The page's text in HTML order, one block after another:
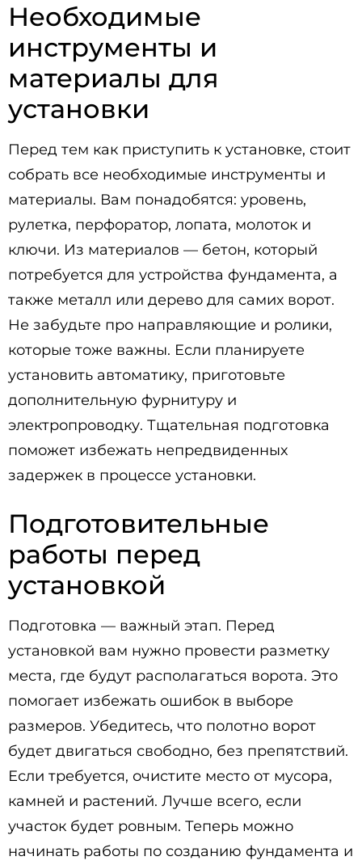
Необходимые
инструменты и
материалы для
установки
Перед тем как приступить к установке, стоит
собрать все необходимые инструменты и
материалы. Вам понадобятся: уровень,
рулетка, перфоратор, лопата, молоток и
ключи. Из материалов — бетон, который
потребуется для устройства фундамента, а
также металл или дерево для самих ворот.
Не забудьте про направляющие и ролики,
которые тоже важны. Если планируете
установить автоматику, приготовьте
дополнительную фурнитуру и
электропроводку. Тщательная подготовка
поможет избежать непредвиденных
задержек в процессе установки.
Подготовительные
работы перед
установкой
Подготовка — важный этап. Перед
установкой вам нужно провести разметку
места, где будут располагаться ворота. Это
помогает избежать ошибок в выборе
размеров. Убедитесь, что полотно ворот
будет двигаться свободно, без препятствий.
Если требуется, очистите место от мусора,
камней и растений. Лучше всего, если
участок будет ровным. Теперь можно
начинать работы по созданию фундамента и